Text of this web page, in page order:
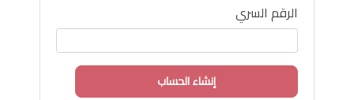
الرقم السري